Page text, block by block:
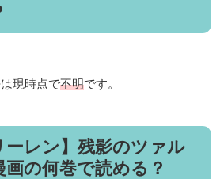
現時点で不明です。
ーレン】残影のツァル
画の何巻で読める？